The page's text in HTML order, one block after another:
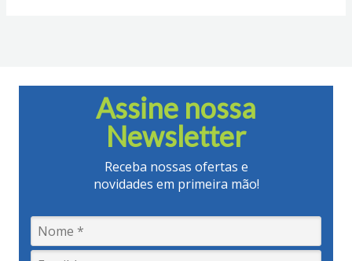
Assine nossa
Newsletter
Receba nossas ofertas e
novidades em primeira mão!